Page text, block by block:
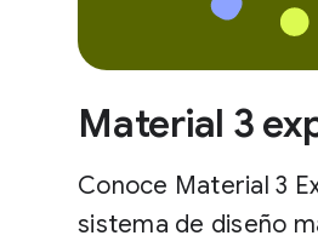
Material 3
Conoce Material 3
sistema de diseño